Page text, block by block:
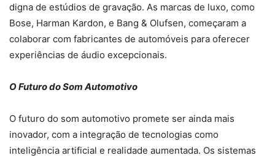
digna de estúdios de gravação. As marcas de luxo, como
Bose, Harman Kardon, e Bang & Olufsen, começaram a
colaborar com fabricantes de automóveis para oferecer
experiências de áudio excepcionais.
O Futuro do Som Automotivo
O futuro do som automotivo promete ser ainda mais
inovador, com a integração de tecnologias como
inteligência artificial e realidade aumentada. Os sistemas